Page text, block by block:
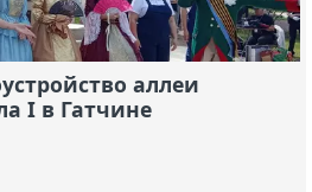
аллеи
I в Гатчине